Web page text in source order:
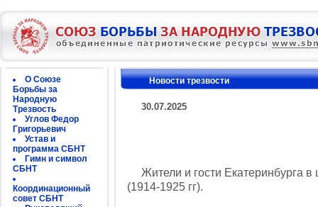
О Союзе
Борьбы за
Народную
Трезвость
Углов Федор
Григорьевич
Устав и
программа СБНТ
Гимн и символ
СБНТ
Координационный
совет СБНТ
Новости трезвости
30.07.2025
Жители и гости Екатеринбурга в
(1914-1925 гг).